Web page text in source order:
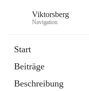
Viktorsberg
Navigation
Start
Beiträge
Beschreibung